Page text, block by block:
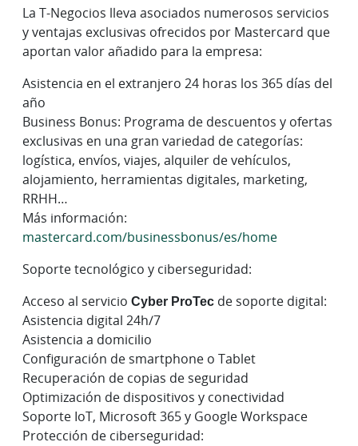
La T-Negocios lleva asociados numerosos servicios
y ventajas exclusivas ofrecidos por Mastercard que
aportan valor añadido para la empresa:
Asistencia en el extranjero 24 horas los 365 días del
año
Business Bonus: Programa de descuentos y ofertas
exclusivas en una gran variedad de categorías:
logística, envíos, viajes, alquiler de vehículos,
alojamiento, herramientas digitales, marketing,
RRHH…
Más información:
mastercard.com/businessbonus/es/home
Soporte tecnológico y ciberseguridad:
Acceso al servicio Cyber ProTecde soporte digital:
Asistencia digital 24h/7
Asistencia a domicilio
Configuración de smartphone o Tablet
Recuperación de copias de seguridad
Optimización de dispositivos y conectividad
Soporte IoT, Microsoft 365 y Google Workspace
Protección de ciberseguridad: